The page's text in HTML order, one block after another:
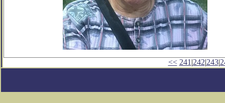
<< 241 |242|243|